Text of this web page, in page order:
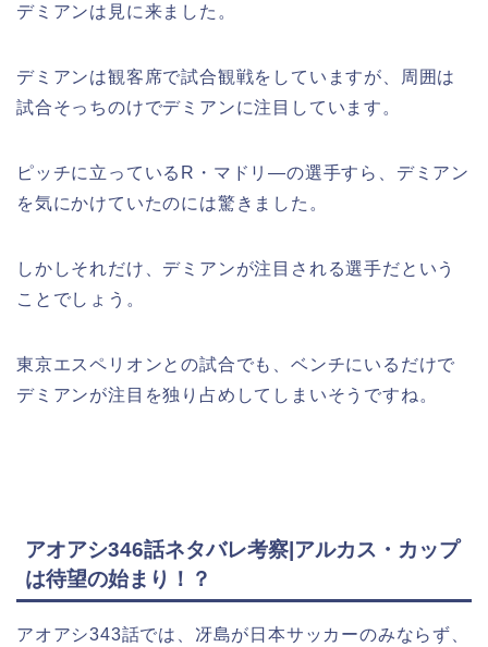
デミアンは見に来ました。
デミアンは観客席で試合観戦をしていますが、周囲は
試合そっちのけでデミアンに注目しています。
ピッチに立っているR・マドリ―の選手すら、デミアン
を気にかけていたのには驚きました。
しかしそれだけ、デミアンが注目される選手だという
ことでしょう。
東京エスペリオンとの試合でも、ベンチにいるだけで
デミアンが注目を独り占めしてしまいそうですね。
アオアシ346話ネタバレ考察|アルカス・カップ
は待望の始まり！？
アオアシ343話では、冴島が日本サッカーのみならず、